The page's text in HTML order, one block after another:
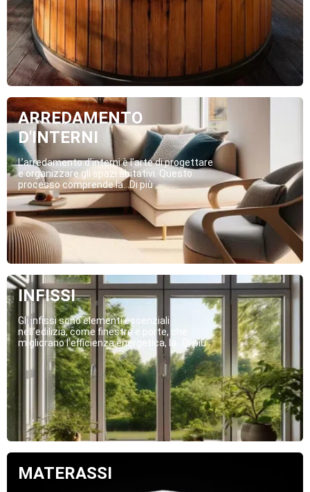
ARREDAMENTO
D'INTERNI
L’arredamento d’interni è l’arte di progettare
e organizzare gli spazi abitativi. Questo
processo comprende la...Di più
INFISSI
Gli infissi sono elementi essenziali
nell’edilizia, come finestre e porte, che
migliorano l’efficienza energetica, la...Di più
MATERASSI